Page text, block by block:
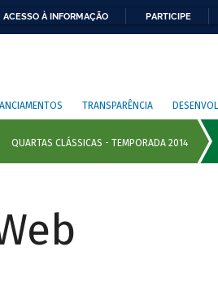
ACESSO À INFORMAÇÃO PARTICIPE
TRANSPARÊNCIA